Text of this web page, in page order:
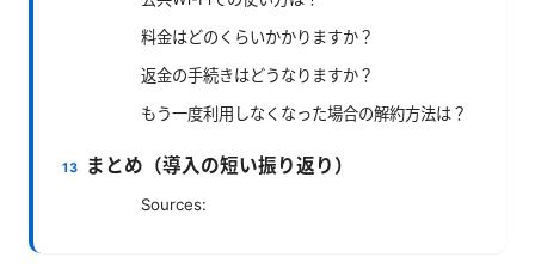
料金はどのくらいかかりますか？
返金の手続きはどうなりますか？
もう一度利用しなくなった場合の解約方法は？
まとめ（導入の短い振り返り）
Sources: